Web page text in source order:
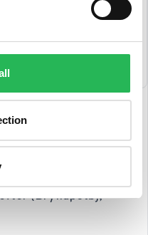
inddelt både efter
Bukser og
også andre
(Bryllupstøj,